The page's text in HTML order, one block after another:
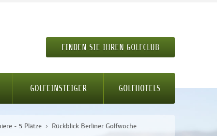
FINDEN SIE IHREN GOLFCLUB
GOLFEINSTEIGER GOLFHOTELS
- 5 Plätze Rückblick Berliner Golfwoche